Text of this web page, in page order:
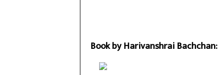
Book by Harivanshrai Bachchan: